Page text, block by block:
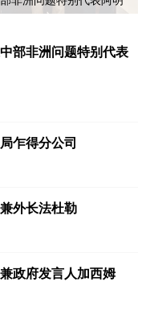
部非洲问题特别代表
乍得分公司
外长法杜勒
政府发言人加西姆